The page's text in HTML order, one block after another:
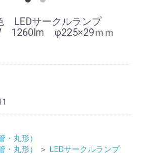
LEDサークルランプ
1260lm φ225×29ｍｍ
・丸形）
・丸形）
＞ LEDサークルランプ